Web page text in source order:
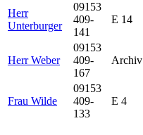
Herr
Unterburger
09153
409-
141
E 14
Herr Weber
09153
409-
167
Archiv
Frau Wilde
09153
409-
133
E 4